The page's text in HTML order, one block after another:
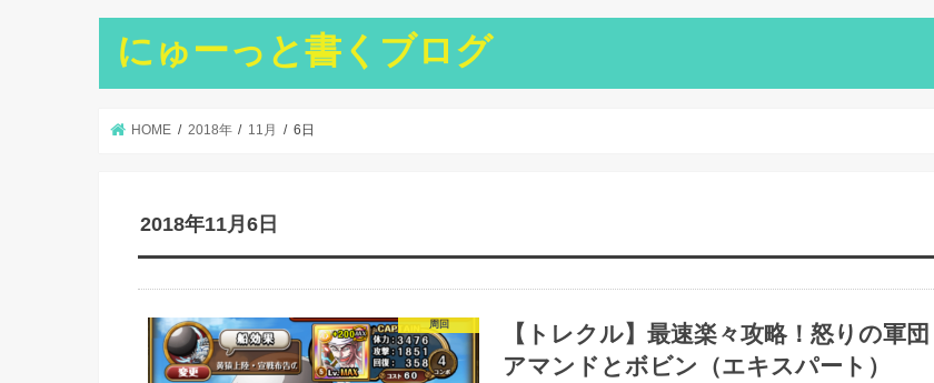
にゅーっと書くブログ
HOME 2018年 11月 6日
2018年11月6日
周回
【トレクル】最速楽々攻略！怒りの軍団
アマンドとボビン（エキスパート）